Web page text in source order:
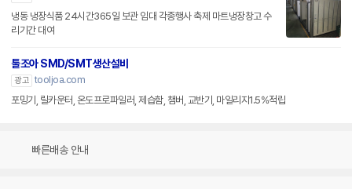
냉동 냉장식품 24시간365일 보관 임대 각종행사 축제 마트냉장창고 수
리기간 대여
툴조아 SMD/SMT생산설비
광고 tooljoa.com
포밍기, 릴카운터, 온도프로파일러, 제습함, 챔버, 교반기, 마일리지1.5%적립
빠른배송 안내